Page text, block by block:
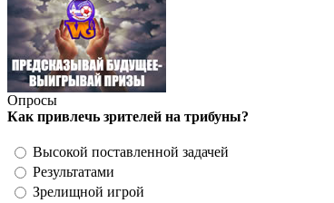
Опросы
Как привлечь зрителей на трибуны?
Высокой поставленной задачей
Результатами
Зрелищной игрой